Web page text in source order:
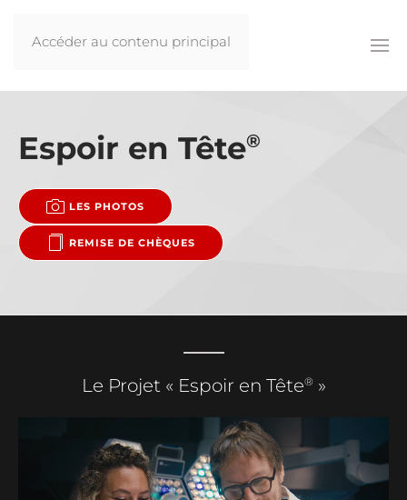
Accéder au contenu principal
Espoir en Tête®
LES PHOTOS
REMISE DE CHÈQUES
Le Projet « Espoir en Tête® »